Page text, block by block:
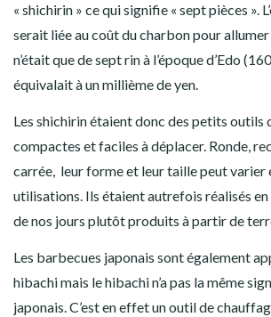
« shichirin » ce qui signifie « sept pièces ».
serait liée au coût du charbon pour
n’était que de sept rin à l’époque d’Edo
équivalait à un millième de yen.
Les shichirin étaient donc des petits outils
compactes et faciles à déplacer. Ronde,
carrée, leur forme et leur taille peut varier
utilisations. Ils étaient autrefois réalisés
de nos jours plutôt produits à partir de
Les barbecues japonais sont également
hibachi mais le hibachi n’a pas la même
japonais. C’est en effet un outil de